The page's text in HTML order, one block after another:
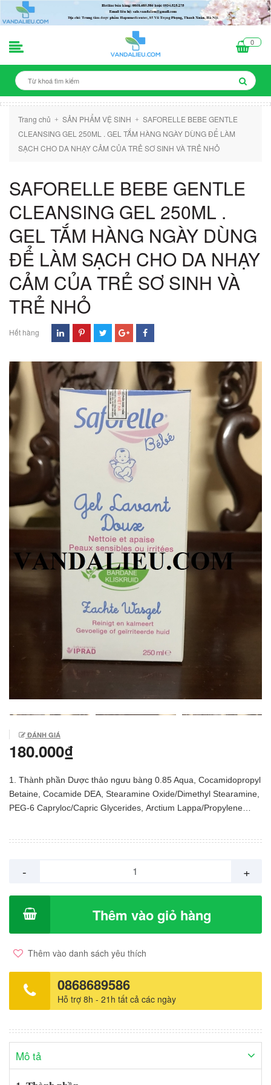
0
Trang chủ + SẢN PHẨM VỆ SINH + SAFORELLE BEBE GENTLE
CLEANSING GEL 250ML . GEL TẮM HÀNG NGÀY DÙNG ĐỂ LÀM
SẠCH CHO DA NHẠY CẢM CỦA TRẺ SƠ SINH VÀ TRẺ NHỎ
SAFORELLE BEBE GENTLE
CLEANSING GEL 250ML .
GEL TẮM HÀNG NGÀY DÙNG
ĐỂ LÀM SẠCH CHO DA NHẠY
CẢM CỦA TRẺ SƠ SINH VÀ
TRẺ NHỎ
Hết hàng
ĐÁNH GIÁ
180.000₫
1. Thành phần Dược thảo ngưu bàng 0.85 Aqua, Cocamidopropyl
Betaine, Cocamide DEA, Stearamine Oxide/Dimethyl Stearamine,
PEG-6 Capryloc/Capric Glycerides, Arctium Lappa/Propylene
Dynaphytol có tác dụng làm dịu cho làn da khô và da nhạy cảm. -
gel trong nước hoặc cho dung dịch ra tay, xoa đều lên da bé sau
đó tắm lại bằng nước sạch. Thể tích thực: 250ml Nhãn hàng:
- +
Thêm vào giỏ hàng
Thêm vào danh sách yêu thích
0868689586
Hỗ trợ 8h - 21h tất cả các ngày
Mô tả